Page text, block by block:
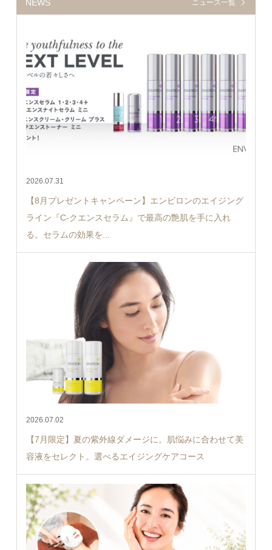
NEWS ニュース一覧
2026.07.31
【8月プレゼントキャンペーン】エンビロンのエイジング
ライン『C-クエンスセラム』で最高の艶肌を手に入れ
る。セラムの効果を...
2026.07.02
【7月限定】夏の紫外線ダメージに。肌悩みに合わせて美
容液をセレクト。選べるエイジングケアコース